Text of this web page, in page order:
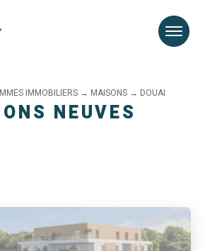
IMMOBILIERS → MAISONS → DOUAI
NEUVES